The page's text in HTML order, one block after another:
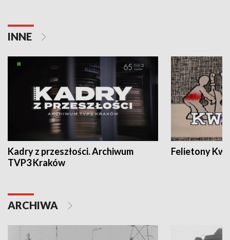
INNE
Kadry z przeszłości. Archiwum
TVP3 Kraków
Felietony
ARCHIWA